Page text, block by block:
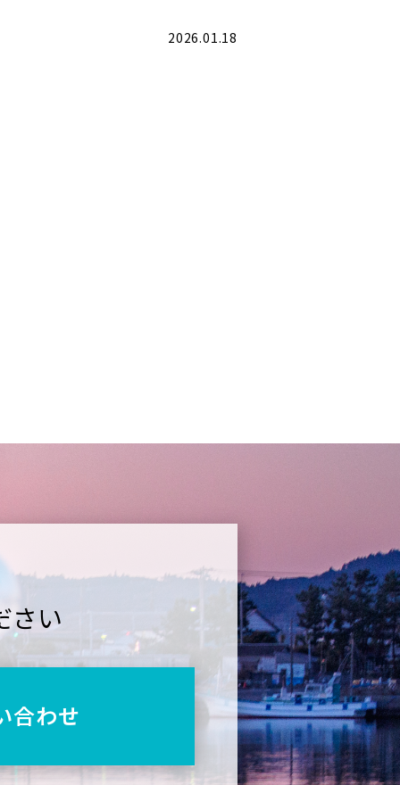
2026.01.18
さい
合わせ